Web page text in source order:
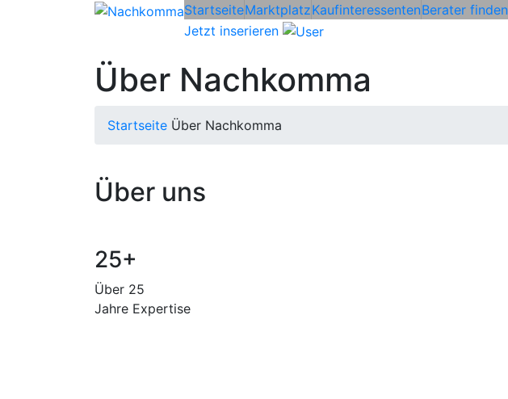
StartseiteMarktplatzKaufinteressentenBerater finden
Jetzt inserieren
Über Nachkomma
Startseite Über Nachkomma
Über uns
25+
Über 25
Jahre Expertise